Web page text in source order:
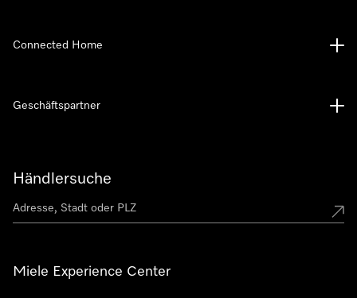
Händlersuche
Miele Experience Center
Connected Home
Geschäftspartner